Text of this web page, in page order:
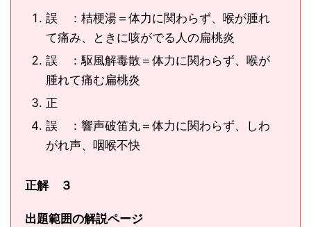
誤 ：桔梗湯＝体力に関わらず、喉が腫れ
て痛み、ときに咳がでる人の扁桃炎
誤 ：駆風解毒散＝体力に関わらず、喉が
腫れて痛む扁桃炎
正
誤 ：響声破笛丸＝体力に関わらず、しわ
がれ声、咽喉不快
正解 ３
出題範囲の解説ページ